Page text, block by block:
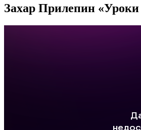
Захар Прилепин «Уроки